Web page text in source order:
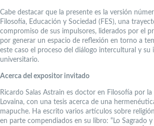
Cabe destacar que la presente es la versión
Filosofía, Educación y Sociedad (FES), una
compromiso de sus impulsores, liderados por el
por generar un espacio de reflexión en torno a
este caso el proceso del diálogo intercultural y
universitario.
Acerca del expositor invitado
Ricardo Salas Astrain es doctor en Filosofía por
Lovaina, con una tesis acerca de una
mapuche. Ha escrito varios artículos sobre
en parte compendiados en su libro: “Lo Sagrado